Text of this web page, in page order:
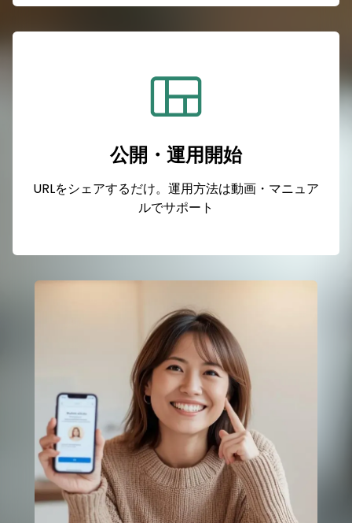
公開・運用開始
URLをシェアするだけ。運用方法は動画・マニュア
ルでサポート